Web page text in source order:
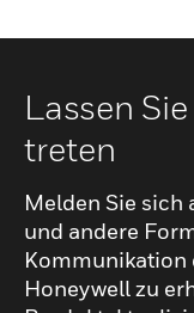
Lassen
treten
Melden Sie sich
und andere
Kommunikation
Honeywell zu